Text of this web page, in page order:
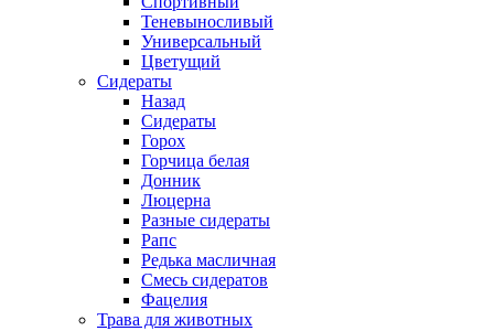
Теневыносливый
Универсальный
Цветущий
Сидераты
Назад
Сидераты
Горох
Горчица белая
Донник
Люцерна
Разные сидераты
Рапс
Редька масличная
Смесь сидератов
Фацелия
Трава для животных